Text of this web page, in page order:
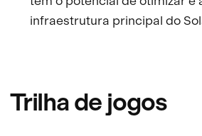
infraestrutura principal do
Trilha de jogos